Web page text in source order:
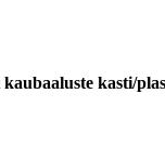
kasti/